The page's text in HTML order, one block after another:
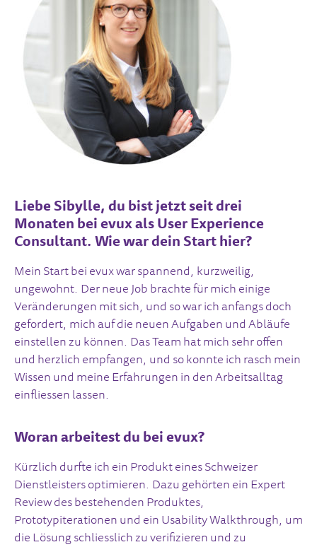
Liebe Sibylle, du bist jetzt seit drei
Monaten bei evux als User Experience
Consultant. Wie war dein Start hier?
Mein Start bei evux war spannend, kurzweilig,
ungewohnt. Der neue Job brachte für mich einige
Veränderungen mit sich, und so war ich anfangs doch
gefordert, mich auf die neuen Aufgaben und Abläufe
einstellen zu können. Das Team hat mich sehr offen
und herzlich empfangen, und so konnte ich rasch mein
Wissen und meine Erfahrungen in den Arbeitsalltag
einfliessen lassen.
Woran arbeitest du bei evux?
Kürzlich durfte ich ein Produkt eines Schweizer
Dienstleisters optimieren. Dazu gehörten ein Expert
Review des bestehenden Produktes,
Prototypiterationen und ein Usability Walkthrough, um
die Lösung schliesslich zu verifizieren und zu